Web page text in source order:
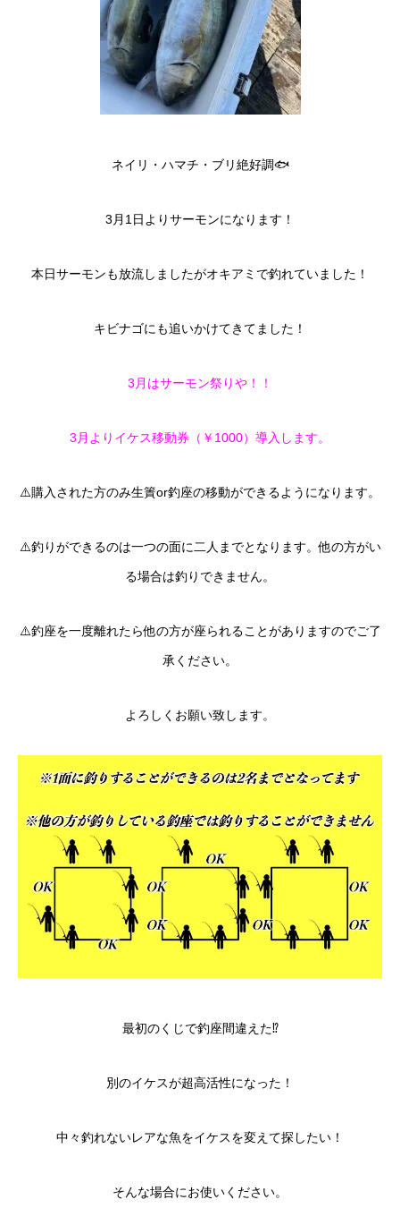
ネイリ・ハマチ・ブリ絶好調🐟
3月1日よりサーモンになります！
本日サーモンも放流しましたがオキアミで釣れていました！
キビナゴにも追いかけてきてました！
3月はサーモン祭りや！！
3月よりイケス移動券（￥1000）導入します。
⚠️購入された方のみ生簀or釣座の移動ができるようになります。
⚠️釣りができるのは一つの面に二人までとなります。他の方がい
る場合は釣りできません。
⚠️釣座を一度離れたら他の方が座られることがありますのでご了
承ください。
よろしくお願い致します。
最初のくじで釣座間違えた⁉︎
別のイケスが超高活性になった！
中々釣れないレアな魚をイケスを変えて探したい！
そんな場合にお使いください。